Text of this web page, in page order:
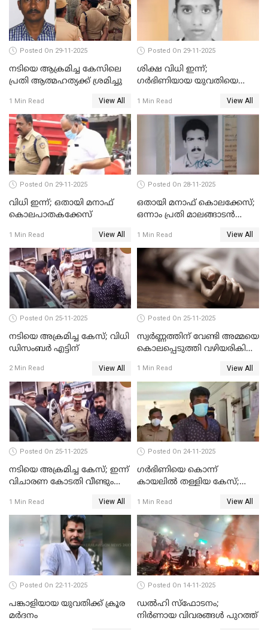
Posted On 29-11-2025
നടിയെ ആക്രമിച്ച കേസിലെ
പ്രതി ആത്മഹത്യക്ക് ശ്രമിച്ചു
1 Min Read View All
Posted On 29-11-2025
ശിക്ഷ വിധി ഇന്ന്;
ഗർഭിണിയായ യുവതിയെ
കേസ്
1 Min Read View All
Posted On 29-11-2025
വിധി ഇന്ന്; ഒതായി മനാഫ്
കൊലപാതകക്കേസ്
1 Min Read View All
Posted On 28-11-2025
ഒതായി മനാഫ് കൊലക്കേസ്;
ഒന്നാം പ്രതി മാലങ്ങാടന്‍
1 Min Read View All
Posted On 25-11-2025
നടിയെ അക്രമിച്ച കേസ്; വിധി
ഡിസംബര്‍ എട്ടിന്
2 Min Read View All
Posted On 25-11-2025
സ്വർണ്ണത്തിന് വേണ്ടി അമ്മയെ
കൊലപ്പെടുത്തി വഴിയരികിൽ
പിടിയിൽ
1 Min Read View All
Posted On 25-11-2025
നടിയെ അക്രമിച്ച കേസ്; ഇന്ന്
വിചാരണ കോടതി വീണ്ടും
1 Min Read View All
Posted On 24-11-2025
ഗര്‍ഭിണിയെ കൊന്ന്
കായലില്‍ തള്ളിയ കേസ്;
1 Min Read View All
Posted On 22-11-2025
പങ്കാളിയായ യുവതിക്ക് ക്രൂര
മര്‍ദനം
Posted On 14-11-2025
ഡല്‍ഹി സ്‌ഫോടനം;
നിര്‍ണായ വിവരങ്ങള്‍ പുറത്ത്